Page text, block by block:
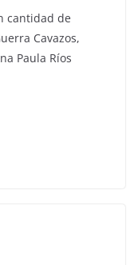
cantidad de
Cavazos,
Paula Ríos